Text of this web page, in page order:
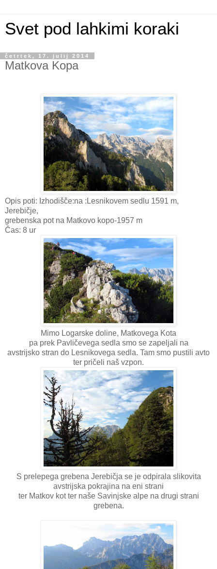
Svet pod lahkimi koraki
četrtek, 17. julij 2014
Matkova Kopa
Opis poti: Izhodišče:na :Lesnikovem sedlu 1591 m,
Jerebičje,
grebenska pot na Matkovo kopo-1957 m
Čas: 8 ur
Mimo Logarske doline, Matkovega Kota
pa prek Pavličevega sedla smo se zapeljali na
avstrijsko stran do Lesnikovega sedla. Tam smo pustili avto
ter pričeli naš vzpon.
S prelepega grebena Jerebičja se je odpirala slikovita
avstrijska pokrajina na eni strani
ter Matkov kot ter naše Savinjske alpe na drugi strani
grebena.